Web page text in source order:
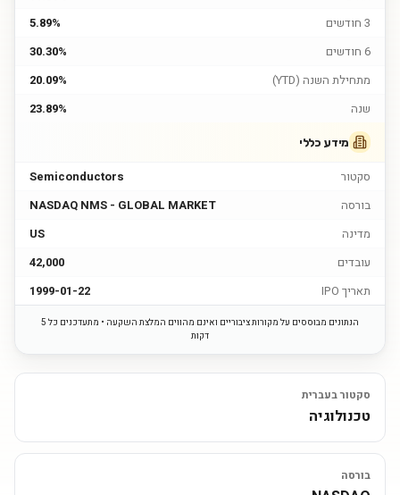
3 חודשים
5.89%
6 חודשים
30.30%
מתחילת השנה (YTD)
20.09%
שנה
23.89%
מידע כללי
סקטור
Semiconductors
בורסה
NASDAQ NMS - GLOBAL MARKET
מדינה
US
עובדים
42,000
תאריך IPO
1999-01-22
הנתונים מבוססים על מקורות ציבוריים ואינם מהווים המלצת השקעה • מתעדכנים כל 5
דקות
סקטור בעברית
טכנולוגיה
בורסה